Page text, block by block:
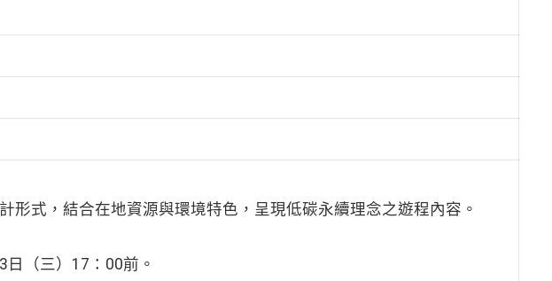
形式，結合在地資源與環境特色，呈現低碳永續理念之遊程內容。
（三）17：00前。